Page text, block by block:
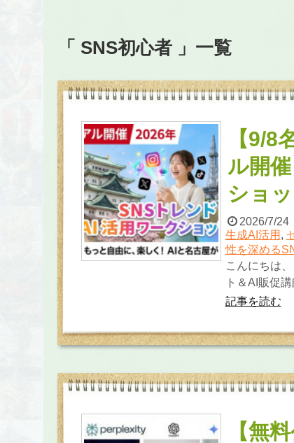
「 SNS初心者 」一覧
【9/8
ル開
ショ
2026/7/24
生成AI活用 ,
性を深める
こんにちは
ト＆AI販促
記事を読む
【無